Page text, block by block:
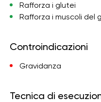
Rafforza i glutei
Rafforza i muscoli del
Controindicazioni
Gravidanza
Tecnica di